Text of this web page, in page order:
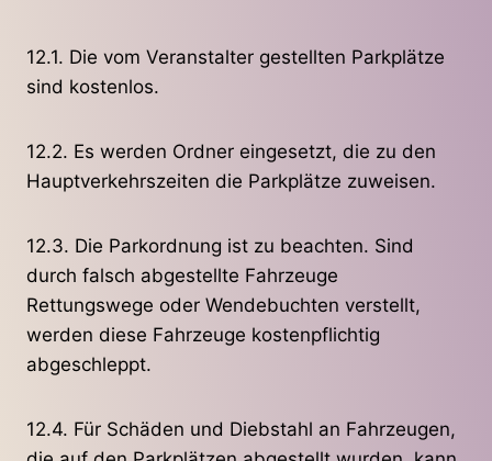
12.1. Die vom Veranstalter gestellten Parkplätze
sind kostenlos.
12.2. Es werden Ordner eingesetzt, die zu den
Hauptverkehrszeiten die Parkplätze zuweisen.
12.3. Die Parkordnung ist zu beachten. Sind
durch falsch abgestellte Fahrzeuge
Rettungswege oder Wendebuchten verstellt,
werden diese Fahrzeuge kostenpflichtig
abgeschleppt.
12.4. Für Schäden und Diebstahl an Fahrzeugen,